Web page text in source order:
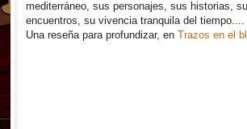
mediterráneo, sus personajes, sus historias,
encuentros, su vivencia tranquila del tiempo....
Una reseña para profundizar, enTrazos en el